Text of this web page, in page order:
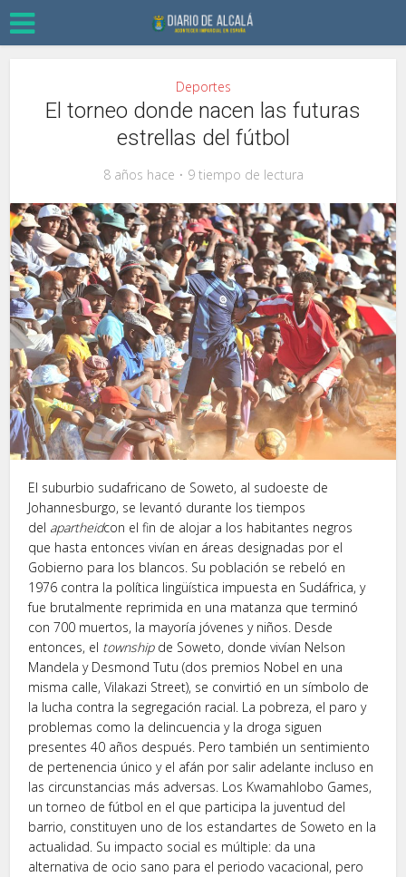
Deportes
El torneo donde nacen las futuras
estrellas del fútbol
8 años hace 9 tiempo de lectura
El suburbio sudafricano de Soweto, al sudoeste de
Johannesburgo, se levantó durante los tiempos
del apartheidcon el fin de alojar a los habitantes negros
que hasta entonces vivían en áreas designadas por el
Gobierno para los blancos. Su población se rebeló en
1976 contra la política lingüística impuesta en Sudáfrica, y
fue brutalmente reprimida en una matanza que terminó
con 700 muertos, la mayoría jóvenes y niños. Desde
entonces, el townshipde Soweto, donde vivían Nelson
Mandela y Desmond Tutu (dos premios Nobel en una
misma calle, Vilakazi Street), se convirtió en un símbolo de
la lucha contra la segregación racial. La pobreza, el paro y
problemas como la delincuencia y la droga siguen
presentes 40 años después. Pero también un sentimiento
de pertenencia único y el afán por salir adelante incluso en
las circunstancias más adversas. Los Kwamahlobo Games,
un torneo de fútbol en el que participa la juventud del
barrio, constituyen uno de los estandartes de Soweto en la
actualidad. Su impacto social es múltiple: da una
alternativa de ocio sano para el periodo vacacional, pero